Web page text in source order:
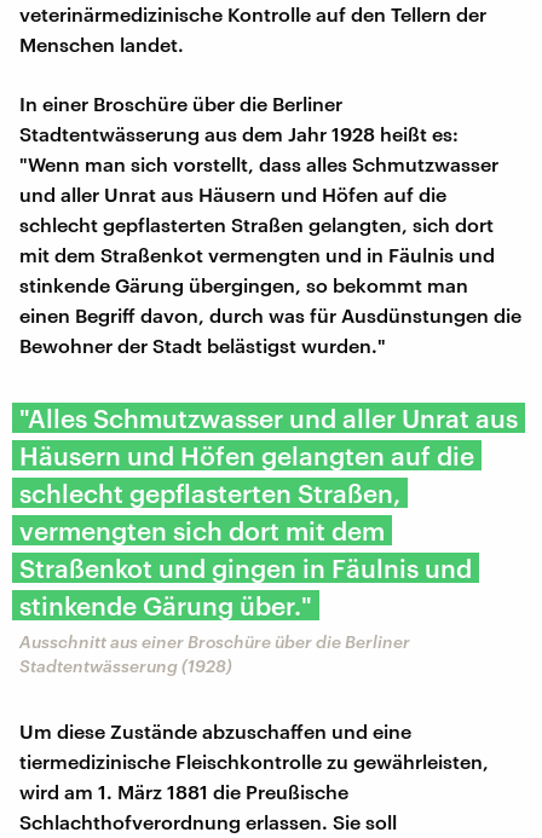
veterinärmedizinische Kontrolle auf den Tellern der
Menschen landet.
In einer Broschüre über die Berliner
Stadtentwässerung aus dem Jahr 1928 heißt es:
"Wenn man sich vorstellt, dass alles Schmutzwasser
und aller Unrat aus Häusern und Höfen auf die
schlecht gepflasterten Straßen gelangten, sich dort
mit dem Straßenkot vermengten und in Fäulnis und
stinkende Gärung übergingen, so bekommt man
einen Begriff davon, durch was für Ausdünstungen die
Bewohner der Stadt belästigst wurden."
"Alles Schmutzwasser und aller Unrat aus
Häusern und Höfen gelangten auf die
schlecht gepflasterten Straßen,
vermengten sich dort mit dem
Straßenkot und gingen in Fäulnis und
stinkende Gärung über."
Ausschnitt aus einer Broschüre über die Berliner
Stadtentwässerung (1928)
Um diese Zustände abzuschaffen und eine
tiermedizinische Fleischkontrolle zu gewährleisten,
wird am 1. März 1881 die Preußische
Schlachthofverordnung erlassen. Sie soll